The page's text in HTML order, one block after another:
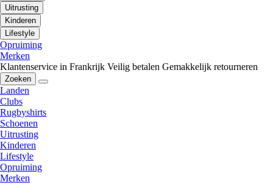
Uitrusting
Kinderen
Lifestyle
Opruiming
Merken
Klantenservice in Frankrijk Veilig betalen Gemakkelijk retourneren
Zoeken
Landen
Clubs
Rugbyshirts
Schoenen
Uitrusting
Kinderen
Lifestyle
Opruiming
Merken